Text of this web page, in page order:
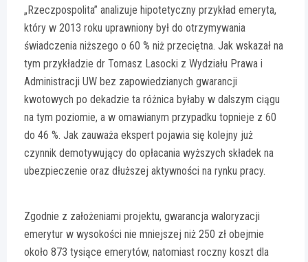
„Rzeczpospolita” analizuje hipotetyczny przykład emeryta,
który w 2013 roku uprawniony był do otrzymywania
świadczenia niższego o 60 % niż przeciętna. Jak wskazał na
tym przykładzie dr Tomasz Lasocki z Wydziału Prawa i
Administracji UW bez zapowiedzianych gwarancji
kwotowych po dekadzie ta różnica byłaby w dalszym ciągu
na tym poziomie, a w omawianym przypadku topnieje z 60
do 46 %. Jak zauważa ekspert pojawia się kolejny już
czynnik demotywujący do opłacania wyższych składek na
ubezpieczenie oraz dłuższej aktywności na rynku pracy.
Zgodnie z założeniami projektu, gwarancja waloryzacji
emerytur w wysokości nie mniejszej niż 250 zł obejmie
około 873 tysiące emerytów, natomiast roczny koszt dla